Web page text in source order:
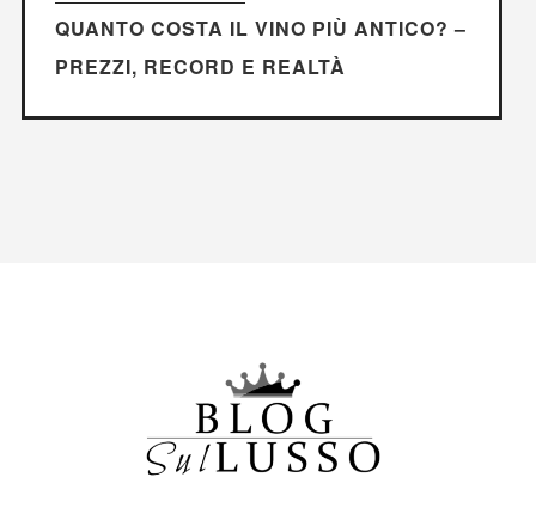
QUANTO COSTA IL VINO PIÙ ANTICO? –
PREZZI, RECORD E REALTÀ